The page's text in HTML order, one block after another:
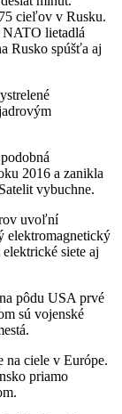
cieľov v Rusku.
NATO lietadlá
Rusko spúšťa aj
2016 a zanikla
vybuchne.
uvoľní
elektromagnetický
siete aj
pôdu USA prvé
sú vojenské
na ciele v Európe.
priamo